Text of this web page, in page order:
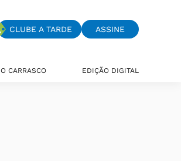
CLUBE A TARDE ASSINE
O CARRASCO EDIÇÃO DIGITAL